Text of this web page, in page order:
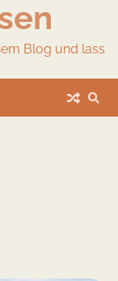
Blog und lass